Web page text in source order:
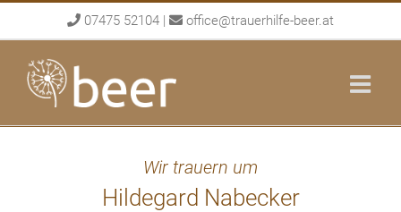
to
content
07475 52104 | office@trauerhilfe-beer.at
Wir trauern um
Hildegard Nabecker